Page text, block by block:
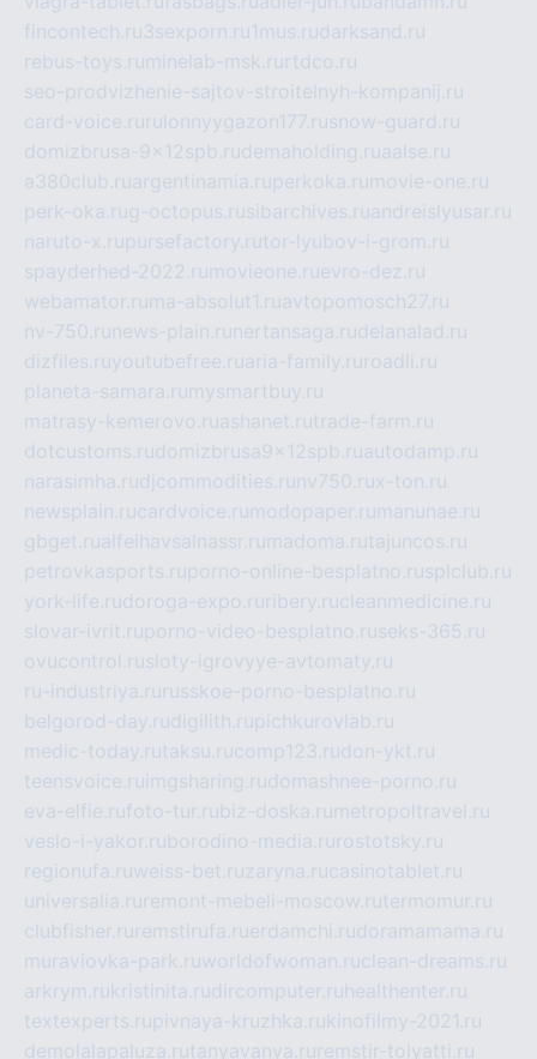
fincontech.ru3sexporn.ru1mus.rudarksand.ru
rebus-toys.ru minelab-msk.ru rtdco.ru
seo-prodvizhenie-sajtov-stroitelnyh-kompanij.ru
card-voice.ru rulonnyygazon177.rusnow-guard.ru
domizbrusa-9x12spb.rudemaholding.ruaalse.ru
a380club.ruargentinamia.ruperkoka.ru movie-one.ru
perk-oka.rug-octopus.rusibarchives.ruandreislyusar.ru
naruto-x.rupursefactory.rutor-lyubov-i-grom.ru
spayderhed-2022.ru movieone.ruevro-dez.ru
webamator.ru ma-absolut1.ruavtopomosch27.ru
nv-750.ru news-plain.ru nertansaga.rudelanalad.ru
dizfiles.ruyoutubefree.ruaria-family.ru roadli.ru
planeta-samara.ru mysmartbuy.ru
matrasy-kemerovo.ruashanet.rutrade-farm.ru
dotcustoms.rudomizbrusa9x12spb.ruautodamp.ru
narasimha.rudjcommodities.ru nv750.rux-ton.ru
newsplain.rucardvoice.ru modopaper.ru manunae.ru
gbget.rualfeihavsalnassr.ru madoma.rutajuncos.ru
petrovkasports.ruporno-online-besplatno.rusplclub.ru
york-life.rudoroga-expo.ru ribery.rucleanmedicine.ru
slovar-ivrit.ruporno-video-besplatno.ruseks-365.ru
ovucontrol.rusloty-igrovyye-avtomaty.ru
ru-industriya.ru russkoe-porno-besplatno.ru
belgorod-day.rudigilith.rupichkurovlab.ru
medic-today.rutaksu.rucomp123.rudon-ykt.ru
teensvoice.ru imgsharing.rudomashnee-porno.ru
eva-elfie.rufoto-tur.rubiz-doska.ru metropoltravel.ru
veslo-i-yakor.ruborodino-media.ru rostotsky.ru
regionufa.ruweiss-bet.ruzaryna.rucasinotablet.ru
universalia.ru remont-mebeli-moscow.rutermomur.ru
clubfisher.ru remstirufa.ruerdamchi.rudoramamama.ru
muraviovka-park.ruworldofwoman.ruclean-dreams.ru
arkrym.rukristinita.rudircomputer.ru healthenter.ru
textexperts.rupivnaya-kruzhka.rukinofilmy-2021.ru
demolalapaluza.rutanyavanya.ru remstir-tolyatti.ru